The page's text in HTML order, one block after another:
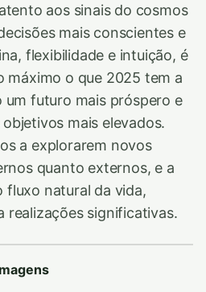
aos sinais do cosmos
mais conscientes e
flexibilidade e intuição, é
máximo o que 2025 tem a
futuro mais próspero e
mais elevados.
a explorarem novos
quanto externos, e a
fluxo natural da vida,
realizações significativas.